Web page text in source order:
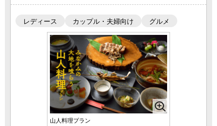
レディース カップル・夫婦向け グルメ
山人料理プラン